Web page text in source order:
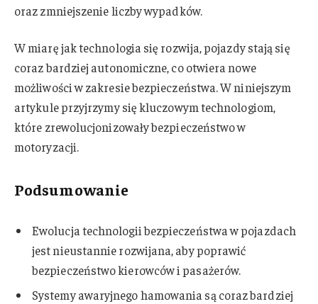
oraz zmniejszenie liczby wypadków.
W miarę jak technologia się rozwija, pojazdy stają się
coraz bardziej autonomiczne, co otwiera nowe
możliwości w zakresie bezpieczeństwa. W niniejszym
artykule przyjrzymy się kluczowym technologiom,
które zrewolucjonizowały bezpieczeństwo w
motoryzacji.
Podsumowanie
Ewolucja technologii bezpieczeństwa w pojazdach
jest nieustannie rozwijana, aby poprawić
bezpieczeństwo kierowców i pasażerów.
Systemy awaryjnego hamowania są coraz bardziej